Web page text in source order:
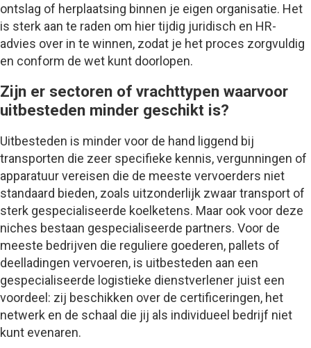
ontslag of herplaatsing binnen je eigen organisatie. Het
is sterk aan te raden om hier tijdig juridisch en HR-
advies over in te winnen, zodat je het proces zorgvuldig
en conform de wet kunt doorlopen.
Zijn er sectoren of vrachttypen waarvoor
uitbesteden minder geschikt is?
Uitbesteden is minder voor de hand liggend bij
transporten die zeer specifieke kennis, vergunningen of
apparatuur vereisen die de meeste vervoerders niet
standaard bieden, zoals uitzonderlijk zwaar transport of
sterk gespecialiseerde koelketens. Maar ook voor deze
niches bestaan gespecialiseerde partners. Voor de
meeste bedrijven die reguliere goederen, pallets of
deelladingen vervoeren, is uitbesteden aan een
gespecialiseerde logistieke dienstverlener juist een
voordeel: zij beschikken over de certificeringen, het
netwerk en de schaal die jij als individueel bedrijf niet
kunt evenaren.